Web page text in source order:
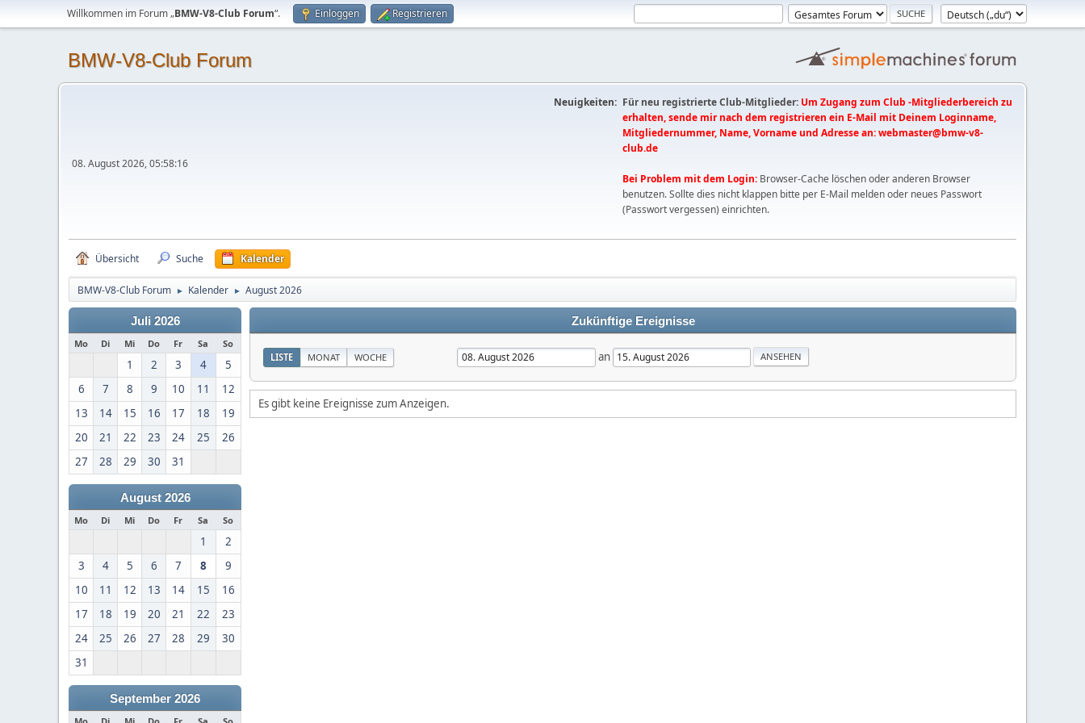
Willkommen im Forum „BMW-V8-Club Forum“. Einloggen Registrieren
BMW-V8-Club Forum
08. August 2026, 05:58:16
Neuigkeiten: Für neu registrierte Club-Mitglieder: Um Zugang zum Club -Mitgliederbereich zu
erhalten, sende mir nach dem registrieren ein E-Mail mit Deinem Loginname,
Mitgliedernummer, Name, Vorname und Adresse an:webmaster@bmw-v8-
club.de
Bei Problem mit dem Login: Browser-Cache löschen oder anderen Browser
benutzen. Sollte dies nicht klappen bitte per E-Mail melden oder neues Passwort
(Passwort vergessen) einrichten.
Übersicht Suche Kalender
BMW-V8-Club Forum ► Kalender ► August 2026
Juli 2026
Mo Di Mi Do Fr Sa So
1 2 3 4
5
6
7 8 9 10 11
12
13
14 15 16 17 18
19
20
21 22 23 24 25
26
27
28 29 30 31
August 2026
Mo Di Mi Do Fr Sa So
1
2
3
4 5 6 7 8
9
10
11 12 13 14 15
16
17
18 19 20 21 22
23
24
25 26 27 28 29
30
31
September 2026
Zukünftige Ereignisse
LISTE MONAT WOCHE an
Es gibt keine Ereignisse zum Anzeigen.